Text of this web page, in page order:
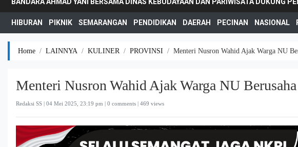
HIBURAN PIKNIK SEMARANGAN PENDIDIKAN DAERAH PECINAN NASIONAL
Home LAINNYA KULINER PROVINSI Menteri Nusron Wahid Ajak Warga NU
Menteri Nusron Wahid Ajak Warga NU
Redaksi SS | 04 Mei 2025, 23:19 pm | 0 comments | 469 views